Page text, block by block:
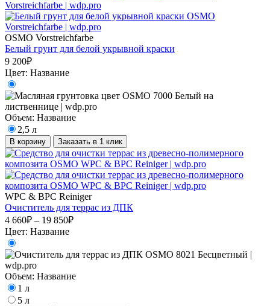
OSMO Vorstreichfarbe
Белый грунт для белой укрывной краски
9 200₽
Цвет: Название
Объем: Название
2,5 л
В корзину Заказать в 1 клик
WPC & BPC Reiniger
Очиститель для террас из ДПК
4 660₽ – 19 850₽
Цвет: Название
Объем: Название
1 л
5 л